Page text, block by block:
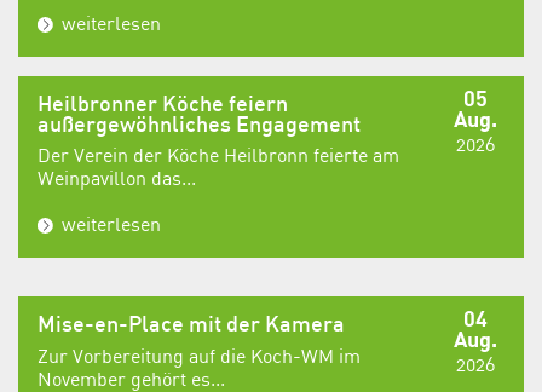
weiterlesen
05
Aug.
2026
Heilbronner Köche feiern
außergewöhnliches Engagement
Der Verein der Köche Heilbronn feierte am
Weinpavillon das...
weiterlesen
04
Aug.
2026
Mise-en-Place mit der Kamera
Zur Vorbereitung auf die Koch-WM im
November gehört es...